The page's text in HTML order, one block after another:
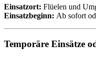
Einsatzort: Flüelen und
Einsatzbeginn: Ab sofort
Temporäre Einsätze